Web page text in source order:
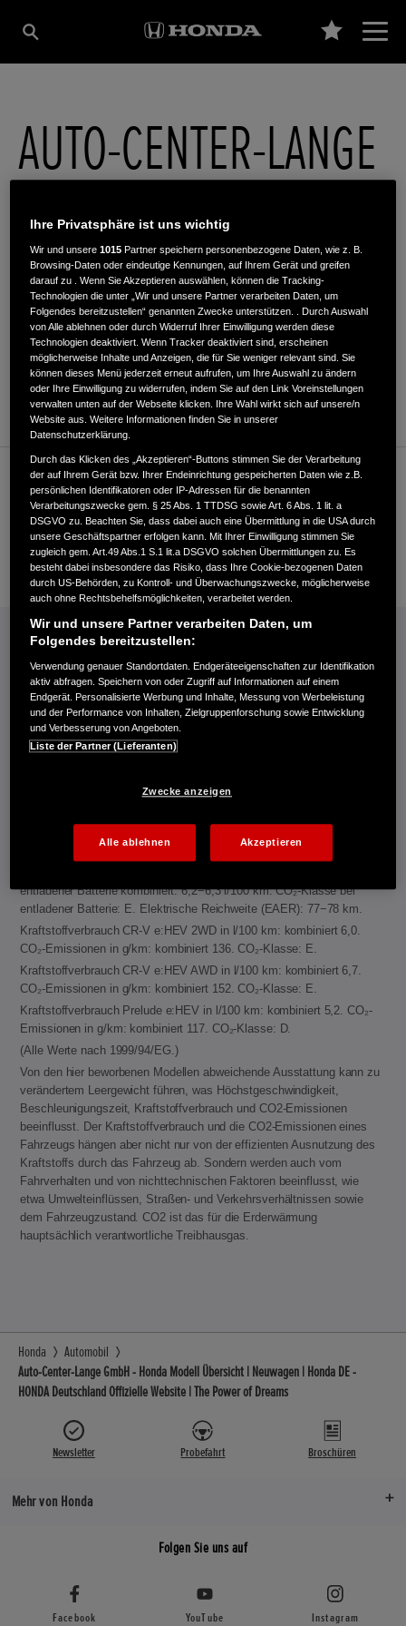
AUTO-CENTER-LANGE
GMBH
Am Müggelpark 45,15537,Gosen
ROUTENPLANUNG
WEBSITE
Kundenservice
+493362880020
E-Mail
INFORMATIONEN: KRAFTSTOFFVERBRAUCH/CO2-EMISSIONEN (PDF, 42 KB)
Emissionen in g/km: kombiniert 104−109. CO₂-Klasse: C.
Kraftstoffverbrauch Civic e:HEV in l/100 km: kombiniert 4,8−5,1. CO₂-
Emissionen in g/km: kombiniert 109−116. CO₂-Klasse: C-D.
Kraftstoffverbrauch HR-V e:HEV in l/100 km: kombiniert 5,4. CO₂-
Emissionen in g/km: kombiniert 122. CO₂-Klasse: D.
Emissionen in g/km: kombiniert 132−133. CO₂-Klasse: D.
kombiniert: 2,6 l/100 km. Stromverbrauch gewichtet, kombiniert: 11,7
entladener Batterie kombiniert: 6,2−6,3 l/100 km. CO₂-Klasse bei
entladener Batterie: E. Elektrische Reichweite (EAER): 77−78 km.
Kraftstoffverbrauch CR-V e:HEV 2WD in l/100 km: kombiniert 6,0.
CO₂-Emissionen in g/km: kombiniert 136. CO₂-Klasse: E.
Kraftstoffverbrauch CR-V e:HEV AWD in l/100 km: kombiniert 6,7.
CO₂-Emissionen in g/km: kombiniert 152. CO₂-Klasse: E.
Kraftstoffverbrauch Prelude e:HEV in l/100 km: kombiniert 5,2. CO₂-
Emissionen in g/km: kombiniert 117. CO₂-Klasse: D.
(Alle Werte nach 1999/94/EG.)
Von den hier beworbenen Modellen abweichende Ausstattung kann zu
verändertem Leergewicht führen, was Höchstgeschwindigkeit,
Beschleunigungszeit, Kraftstoffverbrauch und CO2-Emissionen
beeinflusst. Der Kraftstoffverbrauch und die CO2-Emissionen eines
Fahrzeugs hängen aber nicht nur von der effizienten Ausnutzung des
Kraftstoffs durch das Fahrzeug ab. Sondern werden auch vom
Fahrverhalten und von nichttechnischen Faktoren beeinflusst, wie
etwa Umwelteinflüssen, Straßen- und Verkehrsverhältnissen sowie
dem Fahrzeugzustand. CO2 ist das für die Erderwärmung
hauptsächlich verantwortliche Treibhausgas.
Honda
Automobil
Auto-Center-Lange GmbH - Honda Modell Übersicht | Neuwagen | Honda DE -
HONDA Deutschland Offizielle Website | The Power of Dreams
Newsletter Probefahrt Broschüren
Mehr von Honda
Folgen Sie uns auf
Facebook YouTube Instagram
Ihre Privatsphäre ist uns wichtig
Wir und unsere1015 Partner speichern personenbezogene Daten, wie z. B.
Browsing-Daten oder eindeutige Kennungen, auf Ihrem Gerät und greifen
darauf zu . Wenn Sie Akzeptieren auswählen, können die Tracking-
Technologien die unter „Wir und unsere Partner verarbeiten Daten, um
Folgendes bereitzustellen“ genannten Zwecke unterstützen. . Durch Auswahl
von Alle ablehnen oder durch Widerruf Ihrer Einwilligung werden diese
Technologien deaktiviert. Wenn Tracker deaktiviert sind, erscheinen
möglicherweise Inhalte und Anzeigen, die für Sie weniger relevant sind. Sie
können dieses Menü jederzeit erneut aufrufen, um Ihre Auswahl zu ändern
oder Ihre Einwilligung zu widerrufen, indem Sie auf den Link Voreinstellungen
verwalten unten auf der Webseite klicken. Ihre Wahl wirkt sich auf unsere/n
Website aus. Weitere Informationen finden Sie in unserer
Datenschutzerklärung.
Durch das Klicken des „Akzeptieren“-Buttons stimmen Sie der Verarbeitung
der auf Ihrem Gerät bzw. Ihrer Endeinrichtung gespeicherten Daten wie z.B.
persönlichen Identifikatoren oder IP-Adressen für die benannten
Verarbeitungszwecke gem. § 25 Abs. 1 TTDSG sowie Art. 6 Abs. 1 lit. a
DSGVO zu. Beachten Sie, dass dabei auch eine Übermittlung in die USA durch
unsere Geschäftspartner erfolgen kann. Mit Ihrer Einwilligung stimmen Sie
zugleich gem. Art.49 Abs.1 S.1 lit.a DSGVO solchen Übermittlungen zu. Es
besteht dabei insbesondere das Risiko, dass Ihre Cookie-bezogenen Daten
durch US-Behörden, zu Kontroll- und Überwachungszwecke, möglicherweise
auch ohne Rechtsbehelfsmöglichkeiten, verarbeitet werden.
Wir und unsere Partner verarbeiten Daten, um
Folgendes bereitzustellen:
Verwendung genauer Standortdaten. Endgeräteeigenschaften zur Identifikation
aktiv abfragen. Speichern von oder Zugriff auf Informationen auf einem
Endgerät. Personalisierte Werbung und Inhalte, Messung von Werbeleistung
und der Performance von Inhalten, Zielgruppenforschung sowie Entwicklung
und Verbesserung von Angeboten.
Liste der Partner (Lieferanten)
Zwecke anzeigen
Alle ablehnen Akzeptieren